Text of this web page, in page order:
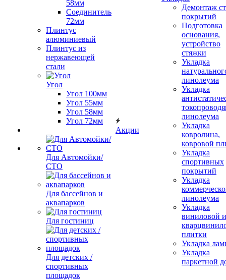
58мм
Соединитель
72мм
Плинтус
алюминиевый
Плинтус из
нержавеющей
стали
Угол
Угол 100мм
Угол 55мм
Угол 58мм
Угол 72мм
Для Автомойки/
СТО
Для бассейнов и
аквапарков
Для гостиниц
Для детских /
спортивных
площадок
Акции
Демонтаж
покрытий
Подготовка
основания,
устройство
стяжки
Укладка
линолеума
Укладка
линолеума
Укладка
ковролина,
ковровой
Укладка
спортивных
покрытий
Укладка
линолеума
Укладка
виниловой и
плитки
Укладка
Укладка
паркетной